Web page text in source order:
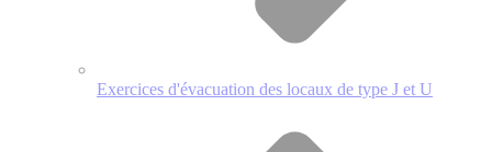
Exercices d'évacuation des locaux de type J et U